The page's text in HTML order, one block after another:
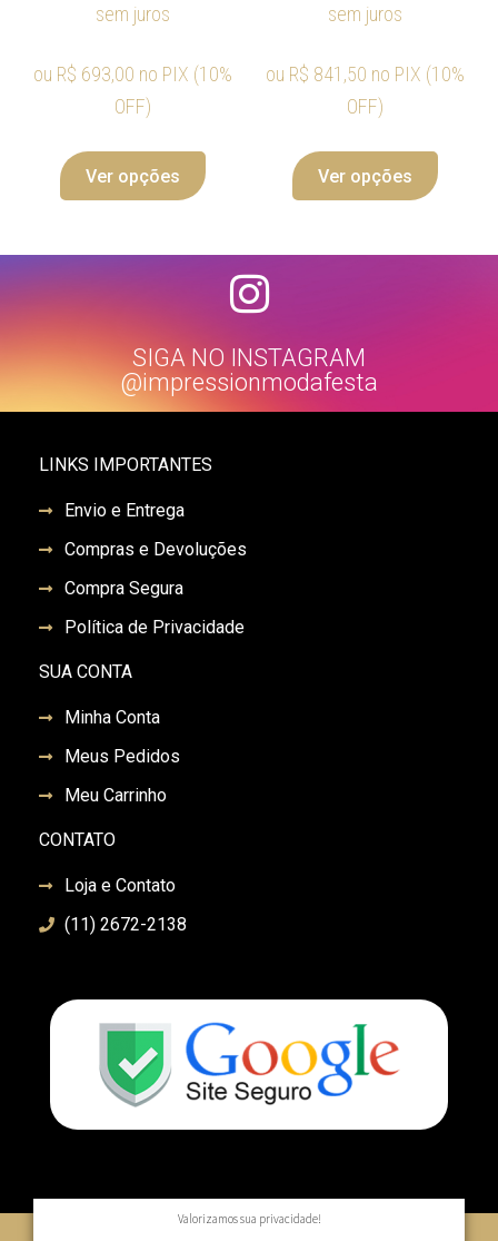
sem juros
ou R$ 693,00 no PIX (10%
OFF)
Ver opções
sem juros
ou R$ 841,50 no PIX (10%
OFF)
Ver opções
SIGA NO INSTAGRAM
@impressionmodafesta
LINKS IMPORTANTES
Envio e Entrega
Compras e Devoluções
Compra Segura
Política de Privacidade
SUA CONTA
Minha Conta
Meus Pedidos
Meu Carrinho
CONTATO
Loja e Contato
(11) 2672-2138
Valorizamos sua privacidade!